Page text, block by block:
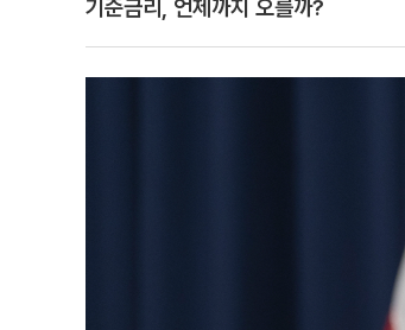
기준금리, 언제까지 오를까?